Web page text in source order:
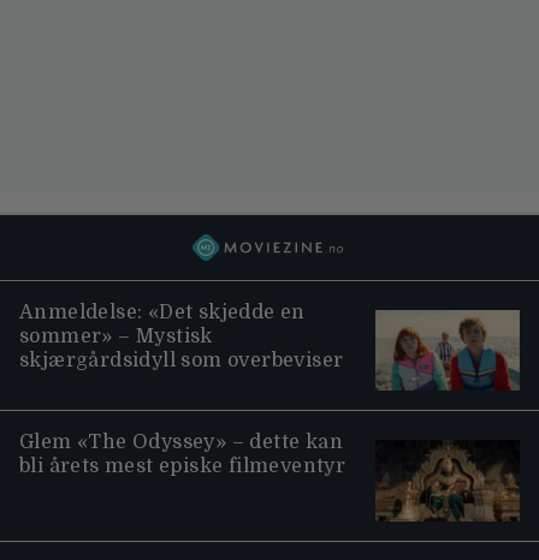
Anmeldelse: «Det skjedde en
sommer» – Mystisk
skjærgårdsidyll som overbeviser
Glem «The Odyssey» – dette kan
bli årets mest episke filmeventyr